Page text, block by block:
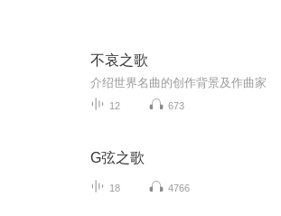
不哀之歌
介绍世界名曲的创作背景及作曲家
12 673
G弦之歌
18 4766